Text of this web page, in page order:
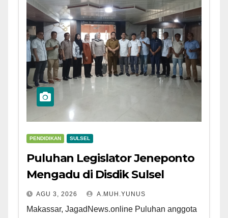
PENDIDIKAN SULSEL
Puluhan Legislator Jeneponto
Mengadu di Disdik Sulsel
AGU 3, 2026 A.MUH.YUNUS
Makassar, JagadNews.online Puluhan anggota